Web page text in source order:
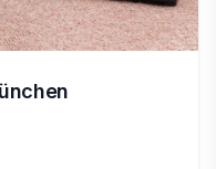
München